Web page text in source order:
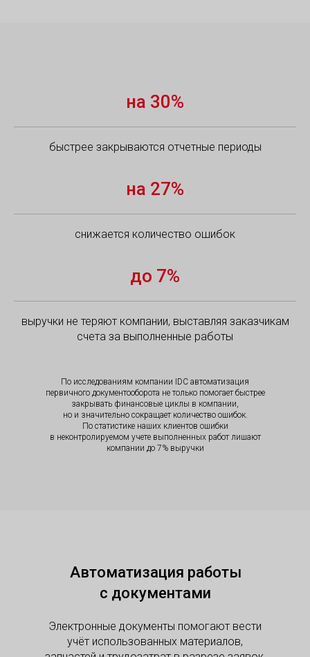
на 30%
быстрее закрываются отчетные периоды
на 27%
снижается количество ошибок
до 7%
выручки не теряют компании, выставляя заказчикам
счета за выполненные работы
По исследованиям компании IDC автоматизация
первичного документооборота не только помогает быстрее
закрывать финансовые циклы в компании,
но и значительно сокращает количество ошибок.
По статистике наших клиентов ошибки
в неконтролируемом учете выполненных работ лишают
компании до 7% выручки
Автоматизация работы
с документами
Электронные документы помогают вести
учёт использованных материалов,